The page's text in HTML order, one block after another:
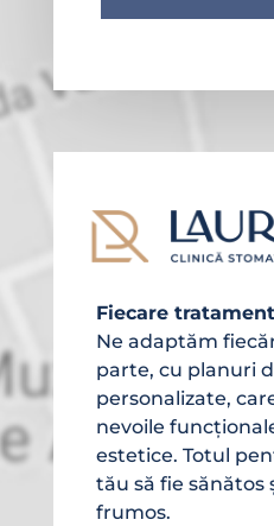
Fiecare
Ne adaptăm
parte, cu planuri
personalizate,
nevoile
estetice. Totul
tău să fie sănătos
frumos.